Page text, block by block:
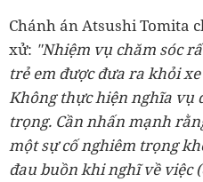
Chánh án Atsushi Tomita
xử: "Nhiệm vụ chăm sóc
trẻ em được đưa ra khỏi
Không thực hiện nghĩa vụ
trọng. Cần nhấn mạnh
một sự cố nghiêm trọng
đau buồn khi nghĩ về việc